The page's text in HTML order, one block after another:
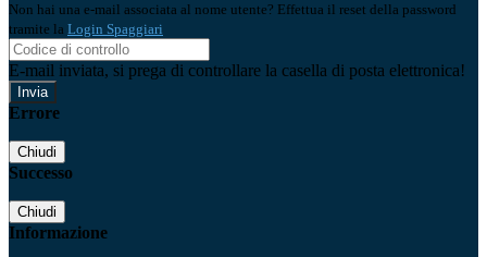
Non hai una e-mail associata al nome utente? Effettua il reset della password
tramite la Login Spaggiari
E-mail inviata, si prega di controllare la casella di posta elettronica!
Errore
Chiudi
Successo
Chiudi
Informazione